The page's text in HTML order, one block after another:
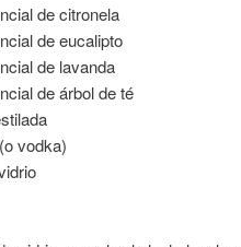
de citronela
de eucalipto
de lavanda
de árbol de té
vodka)